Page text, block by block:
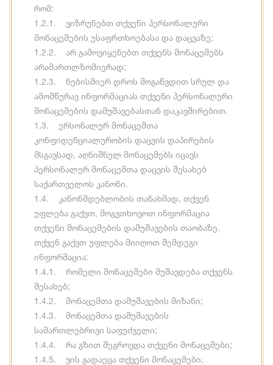
რომ:
1.2.1. ვიზრუნებთ თქვენი პერსონალური
მონაცემების უსაფრთხოებასა და დაცვაზე;
1.2.2. არ გამოვიყენებთ თქვენს მონაცემებს
არამართლზომიერად;
1.2.3. ნებისმიერ დროს მოგაწვდით სრულ და
ამომწურავ ინფორმაციას თქვენი პერსონალური
მონაცემების დამუშავებასთან დაკავშირებით.
1.3. ერსონალურ მონაცემთა
კონფიდენციალურობის დაცვის დაპირების
მსგავსად, აღნიშნულ მონაცემებს იცავს
პერსონალურ მონაცემთა დაცვის შესახებ
საქართველოს კანონი.
1.4. კანონმდებლობის თანახმად, თქვენ
უფლება გაქვთ, მოგვთხოვოთ ინფორმაცია
თქვენი მონაცემების დამუშავების თაობაზე.
თქვენ გაქვთ უფლება მიიღოთ შემდეგი
ინფორმაცია:
1.4.1. რომელი მონაცემები მუშავდება თქვენს
შესახებ;
1.4.2. მონაცემთა დამუშავების მიზანი;
1.4.3. მონაცემთა დამუშავების
სამართლებრივი საფუძველი;
1.4.4. რა გზით შეგროვდა თქვენი მონაცემები;
1.4.5. ვის გადაეცა თქვენი მონაცემები;